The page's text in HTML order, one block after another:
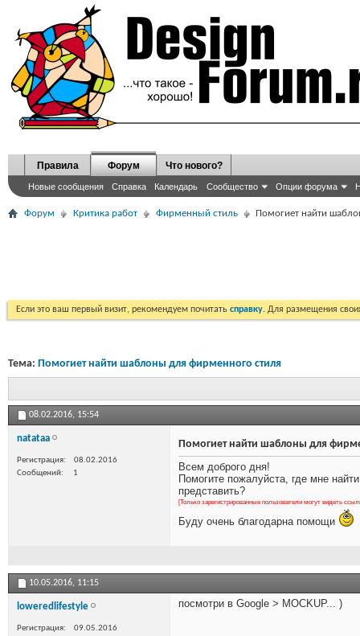
Правила Форум
Новые сообщения Справка Календарь Сообщество Опции форума
Что нового?
Форум Критика работ Фирменный стиль Помогиет найти
Если это ваш первый визит, рекомендуем почитать справку. Для размещения
Тема: Помогиет найти шаблоны для фирменного стиля
08.02.2016, 15:54
natataa
Регистрация
08.02.2016
Сообщений
1
Помогиет найти шаблоны для
Всем доброго дня!
Помогите пожалуйста, где мне
представить?
[Только зарегистрированные пользователи могут видеть
Буду очень благодарна помощи
10.05.2016, 11:15
loweredlifestyle
Регистрация
09.05.2016
посмотри в Google > MOCKUP... )